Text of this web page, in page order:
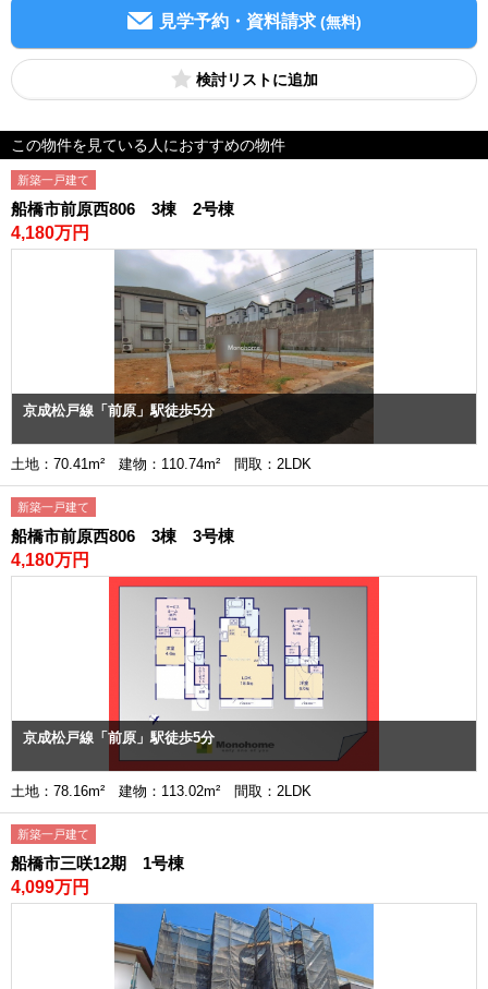
見学予約・資料請求 (無料)
検討リスト
この物件を見ている人におすすめの物件
新築一戸建て
船橋市前原西806 3棟 2号棟
4,180万円
京成松戸線「前原」駅徒歩5分
土地：70.41m² 建物：110.74m² 間取：2LDK
新築一戸建て
船橋市前原西806 3棟 3号棟
4,180万円
京成松戸線「前原」駅徒歩5分
土地：78.16m² 建物：113.02m² 間取：2LDK
新築一戸建て
船橋市三咲12期 1号棟
4,099万円